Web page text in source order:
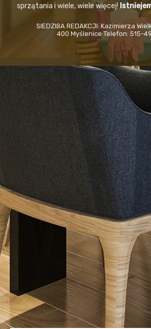
sprzątania i wiele, wiele więcej!
SIEDZIBA REDAKCJI: Kazimierza
400 Myślenice Telefon: 515-